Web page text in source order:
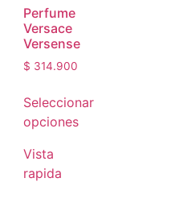
Perfume
Versace
Versense
$ 314.900
Seleccionar
opciones
Vista
rapida